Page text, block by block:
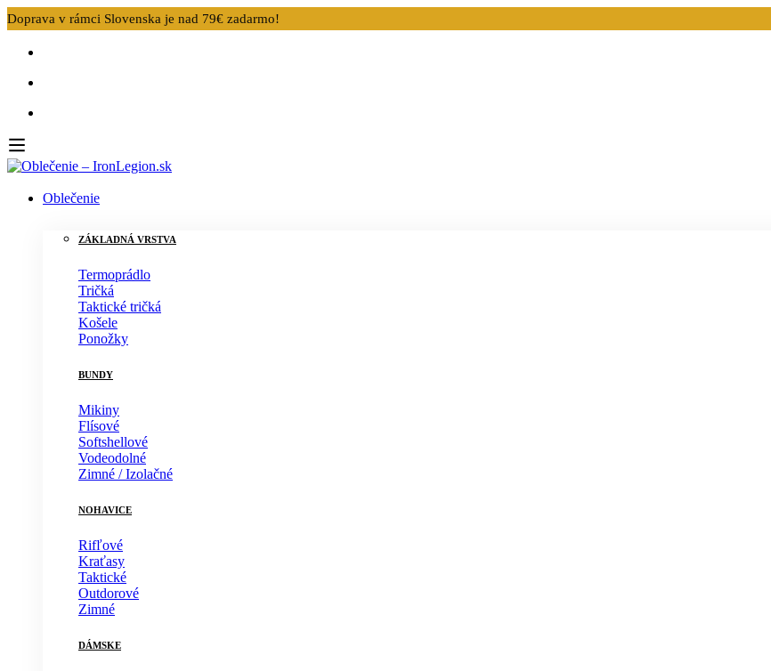
Doprava v rámci Slovenska je nad 79€ zadarmo!
Oblečenie
ZÁKLADNÁ VRSTVA
Termoprádlo
Tričká
Taktické tričká
Košele
Ponožky
BUNDY
Mikiny
Flísové
Softshellové
Vodeodolné
Zimné / Izolačné
NOHAVICE
Rifľové
Kraťasy
Taktické
Outdorové
Zimné
DÁMSKE